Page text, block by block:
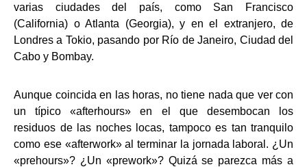
varias ciudades del país, como San Francisco
(California) o Atlanta (Georgia), y en el extranjero, de
Londres a Tokio, pasando por Río de Janeiro, Ciudad del
Cabo y Bombay.
Aunque coincida en las horas, no tiene nada que ver con
un típico «afterhours» en el que desembocan los
residuos de las noches locas, tampoco es tan tranquilo
como ese «afterwork» al terminar la jornada laboral. ¿Un
«prehours»? ¿Un «prework»? Quizá se parezca más a